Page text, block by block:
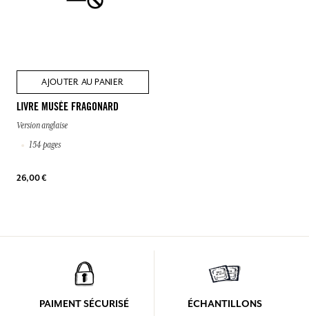
AJOUTER AU PANIER
LIVRE MUSÉE FRAGONARD
Version anglaise
154 pages
26,00 €
PAIMENT SÉCURISÉ ÉCHANTILLONS